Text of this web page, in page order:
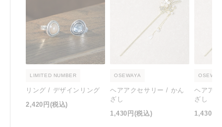
LIMITED NUMBER
リング / デザインリング
2,420円 (税込)
OSEWAYA
ヘアアクセサリー / かん
ざし
1,430円 (税込)
ヘアア
ざし
1,430円